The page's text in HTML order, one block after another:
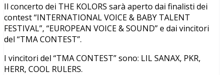
Il concerto dei THE KOLORS sarà aperto dai finalisti dei
contest “INTERNATIONAL VOICE & BABY TALENT
FESTIVAL”, “EUROPEAN VOICE & SOUND” e dai vincitori
del “TMA CONTEST”.
I vincitori del “TMA CONTEST” sono: LIL SANAX, PKR,
HERR, COOL RULERS.